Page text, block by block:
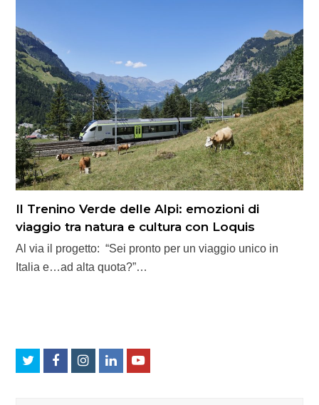
Il Trenino Verde delle Alpi: emozioni di
viaggio tra natura e cultura con Loquis
Al via il progetto: “Sei pronto per un viaggio unico in
Italia e…ad alta quota?”…
TwitterFacebookInstagram
LinkedInYoutube